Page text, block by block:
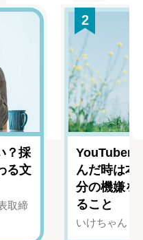
？採
る文
取締
2
YouTuber
んだ時は
分の機嫌を
ること
いけちゃん（